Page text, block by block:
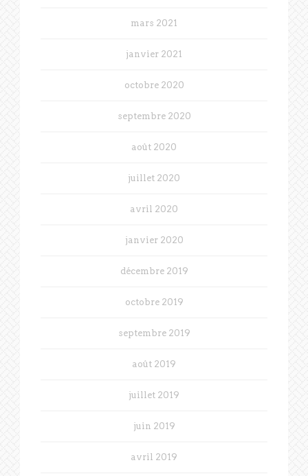
mars 2021
janvier 2021
octobre 2020
septembre 2020
août 2020
juillet 2020
avril 2020
janvier 2020
décembre 2019
octobre 2019
septembre 2019
août 2019
juillet 2019
juin 2019
avril 2019